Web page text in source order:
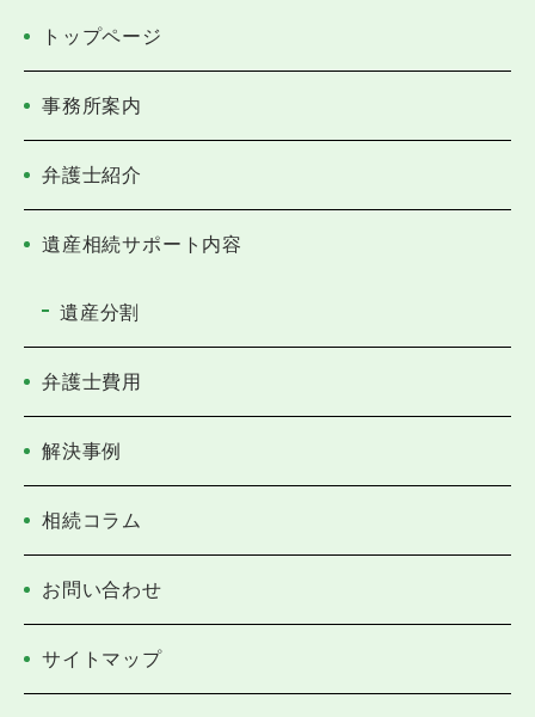
トップページ
事務所案内
弁護士紹介
遺産相続サポート内容
遺産分割
弁護士費用
解決事例
相続コラム
お問い合わせ
サイトマップ